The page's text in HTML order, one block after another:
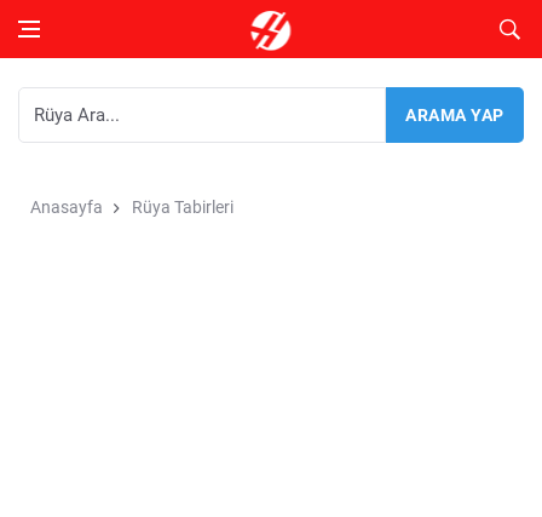
Anasayfa Rüya Tabirleri